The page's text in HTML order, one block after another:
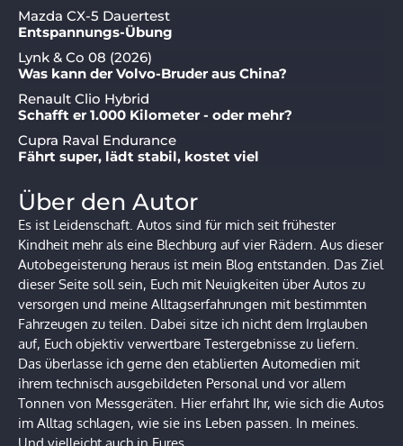
Mazda CX-5 Dauertest
Entspannungs-Übung
Lynk & Co 08 (2026)
Was kann der Volvo-Bruder aus China?
Renault Clio Hybrid
Schafft er 1.000 Kilometer - oder mehr?
Cupra Raval Endurance
Fährt super, lädt stabil, kostet viel
Über den Autor
Es ist Leidenschaft. Autos sind für mich seit frühester
Kindheit mehr als eine Blechburg auf vier Rädern. Aus dieser
Autobegeisterung heraus ist mein Blog entstanden. Das Ziel
dieser Seite soll sein, Euch mit Neuigkeiten über Autos zu
versorgen und meine Alltagserfahrungen mit bestimmten
Fahrzeugen zu teilen. Dabei sitze ich nicht dem Irrglauben
auf, Euch objektiv verwertbare Testergebnisse zu liefern.
Das überlasse ich gerne den etablierten Automedien mit
ihrem technisch ausgebildeten Personal und vor allem
Tonnen von Messgeräten. Hier erfahrt Ihr, wie sich die Autos
im Alltag schlagen, wie sie ins Leben passen. In meines.